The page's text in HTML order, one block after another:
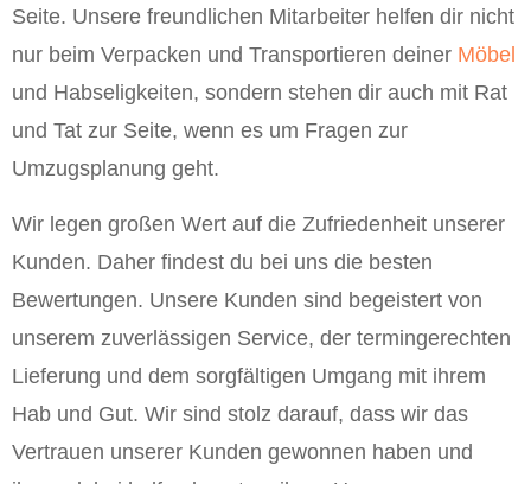
Seite. Unsere freundlichen Mitarbeiter helfen dir nicht
nur beim Verpacken und Transportieren deiner Möbel
und Habseligkeiten, sondern stehen dir auch mit Rat
und Tat zur Seite, wenn es um Fragen zur
Umzugsplanung geht.
Wir legen großen Wert auf die Zufriedenheit unserer
Kunden. Daher findest du bei uns die besten
Bewertungen. Unsere Kunden sind begeistert von
unserem zuverlässigen Service, der termingerechten
Lieferung und dem sorgfältigen Umgang mit ihrem
Hab und Gut. Wir sind stolz darauf, dass wir das
Vertrauen unserer Kunden gewonnen haben und